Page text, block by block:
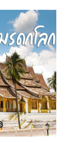
ของเจ้ามหา